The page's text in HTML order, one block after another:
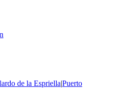
de la Espriella|Puerto